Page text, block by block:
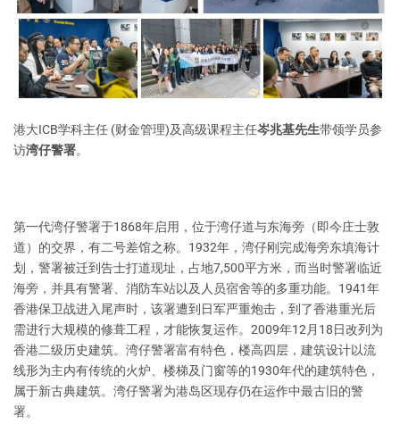
港大ICB学科主任 (财金管理)及高级课程主任岑兆基先生带领学员参
访湾仔警署。
第一代湾仔警署于1868年启用，位于湾仔道与东海旁（即今庄士敦
道）的交界，有二号差馆之称。1932年，湾仔刚完成海旁东填海计
划，警署被迁到告士打道现址，占地7,500平方米，而当时警署临近
海旁，并具有警署、消防车站以及人员宿舍等的多重功能。1941年
香港保卫战进入尾声时，该署遭到日军严重炮击，到了香港重光后
需进行大规模的修葺工程，才能恢复运作。2009年12月18日改列为
香港二级历史建筑。湾仔警署富有特色，楼高四层，建筑设计以流
线形为主内有传统的火炉、楼梯及门窗等的1930年代的建筑特色，
属于新古典建筑。湾仔警署为港岛区现存仍在运作中最古旧的警
署。